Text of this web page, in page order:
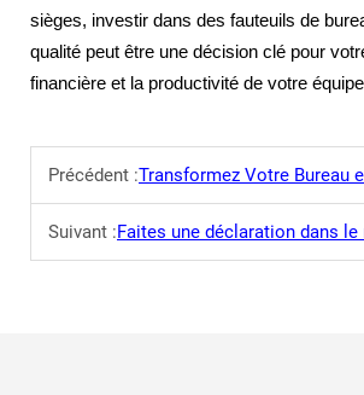
sièges, investir dans des fauteuils de
qualité peut être une décision clé pour
financière et la productivité de votre
Précédent :Transformez Votre Bureau en un Espace Relaxant
Suivant :Faites une déclaration dans le milieu de travail